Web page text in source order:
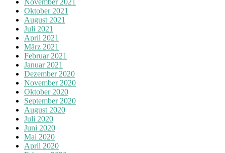
November 2021
Oktober 2021
August 2021
Juli 2021
April 2021
März 2021
Februar 2021
Januar 2021
Dezember 2020
November 2020
Oktober 2020
September 2020
August 2020
Juli 2020
Juni 2020
Mai 2020
April 2020